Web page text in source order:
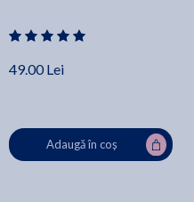
49.00 Lei
Adaugă în coș